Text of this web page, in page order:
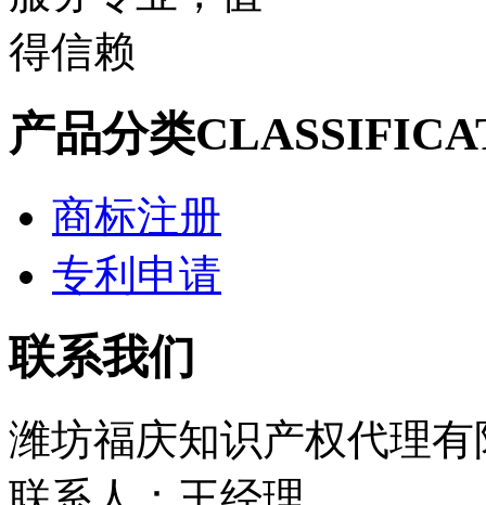
产品分类
商标注册
专利申请
联系我们
潍坊福庆知识产权代理有